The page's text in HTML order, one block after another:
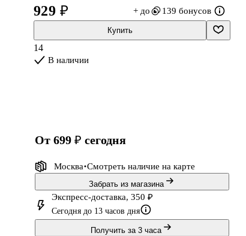
929 ₽ + до 139 бонусов
Купить
14
В наличии
от 699 ₽ сегодня
Москва Смотреть наличие на карте
Забрать из магазина
Экспресс-доставка, 350 ₽
Сегодня до 13 часов дня
Получить за 3 часа